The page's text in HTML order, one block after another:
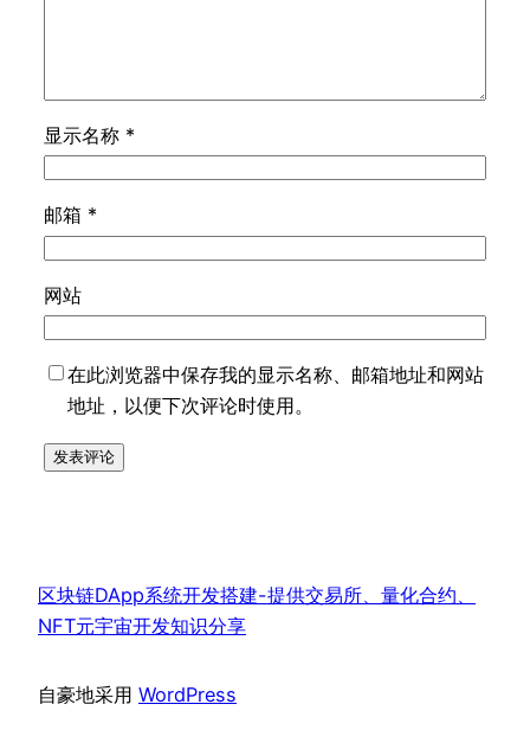
显示名称 *
邮箱 *
网站
在此浏览器中保存我的显示名称、邮箱地址和网站
地址，以便下次评论时使用。
区块链DApp系统开发搭建-提供交易所、量化合约、
NFT元宇宙开发知识分享
自豪地采用 WordPress